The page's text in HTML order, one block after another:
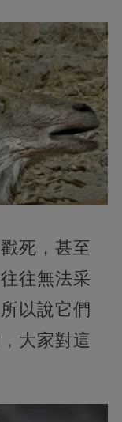
死，甚至
往無法采
以說它們
大家對這